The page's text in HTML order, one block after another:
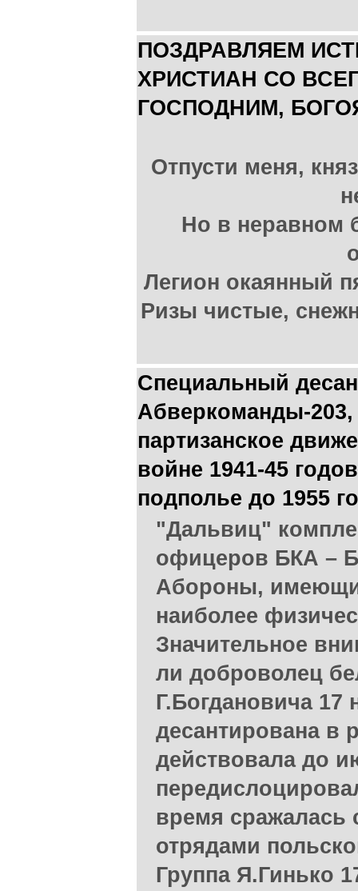
ПОЗДРАВЛЯЕМ
ХРИСТИАН СО
ГОСПОДНИМ,
Отпусти меня,
Но в неравном
Легион окаянный
Ризы чистые,
Специальный
Абверкоманды-203,
партизанское
войне 1941-45
подполье до 1955
"Дальвиц"
офицеров БКА –
Абороны,
наиболее
Значительное
ли доброволец
Г.Богдановича 17
десантирована в
действовала до
время сражалась
отрядами
Группа Я.Гинько